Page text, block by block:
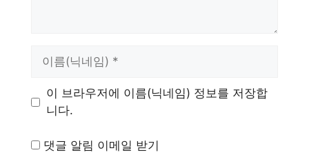
이 브라우저에 이름(닉네임) 정보를 저장합
니다.
댓글 알림 이메일 받기